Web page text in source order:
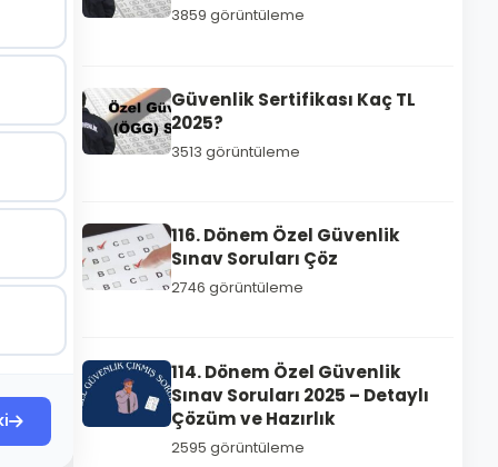
3859 görüntüleme
Güvenlik Sertifikası Kaç TL
2025?
3513 görüntüleme
116. Dönem Özel Güvenlik
Sınav Soruları Çöz
2746 görüntüleme
114. Dönem Özel Güvenlik
Sınav Soruları 2025 – Detaylı
Çözüm ve Hazırlık
2595 görüntüleme